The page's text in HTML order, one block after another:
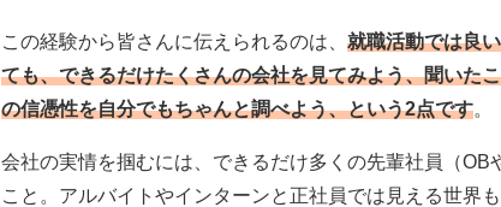
この経験から皆さんに伝えられるのは、 就職活動では良
ても、できるだけたくさんの会社を見てみよう、聞いた
の信憑性を自分でもちゃんと調べよう、という2点です。
会社の実情を掴むには、できるだけ多くの先輩社員（OB
こと。アルバイトやインターンと正社員では見える世界